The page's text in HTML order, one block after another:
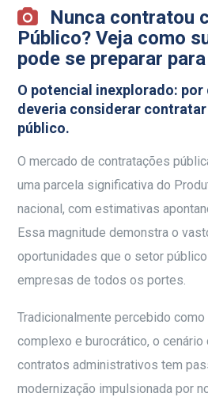
Nunca contratou
Público? Veja como
pode se preparar
O potencial inexplorado: por
deveria considerar
público.
O mercado de contratações
uma parcela significativa do
nacional, com estimativas
Essa magnitude demonstra o
oportunidades que o setor
empresas de todos os portes.
Tradicionalmente percebido como
complexo e burocrático, o
contratos administrativos tem
modernização impulsionada por